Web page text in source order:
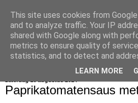
bijna net zo
Paprikatomatensaus
This site uses cookies from
and to analyze traffic. Your IP
shared with Google along with
metrics to ensure quality of
statistics, and to detect and
LEARN MORE